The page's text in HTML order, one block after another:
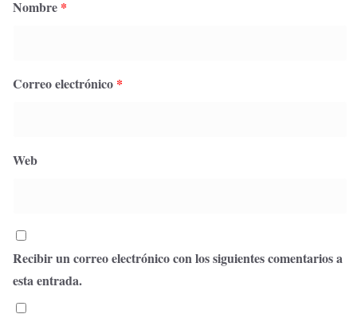
Nombre *
Correo electrónico *
Web
Recibir un correo electrónico con los siguientes comentarios a
esta entrada.